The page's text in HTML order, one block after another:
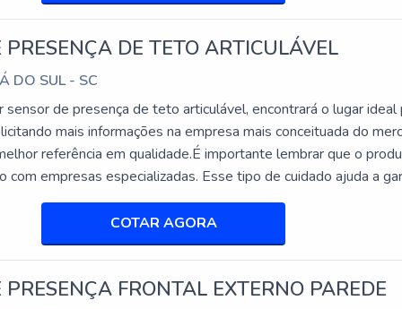
- 220VCA - VERMELHO
e eficiente, ideal para ambientes que requerem alertas visuais
garantem que os alertas sejam percebidos rapidamente,
120MM - 24VCA/VCC - LARANJA
rotativo 120mm é perfeito para áreas amplas, onde a
laranja rotativa é facilmente reconhecida, tornando-o ideal
100MM - 110VCA - AZUL
utilizado em ambientes onde a sinalização clara e rápida é
PRESENÇA DE TETO ARTICULÁVEL
DO SUL - SC
sensor de presença de teto articulável, encontrará o lugar ideal
mais informações na empresa mais conceituada do
referência em qualidade.É importante lembrar que o
com empresas especializadas. Esse tipo de cuidado ajuda a
dos materiais, além de evitar prejuízos com substituições
COTAR AGORA
PRESENÇA FRONTAL EXTERNO PAREDE